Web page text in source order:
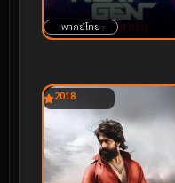
พากย์ไทย
2018